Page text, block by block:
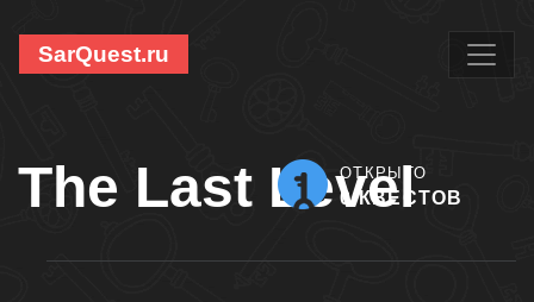
SarQuest.ru
The Last Level
ОТКРЫТО
0 КВЕСТОВ